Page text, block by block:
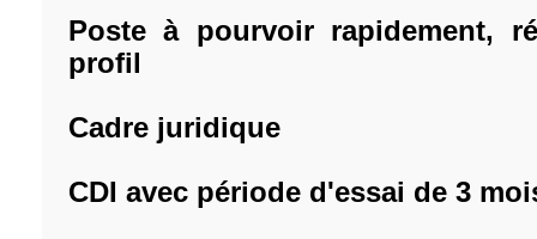
Poste à pourvoir rapidement,
profil
Cadre juridique
CDI avec période d'essai de 3